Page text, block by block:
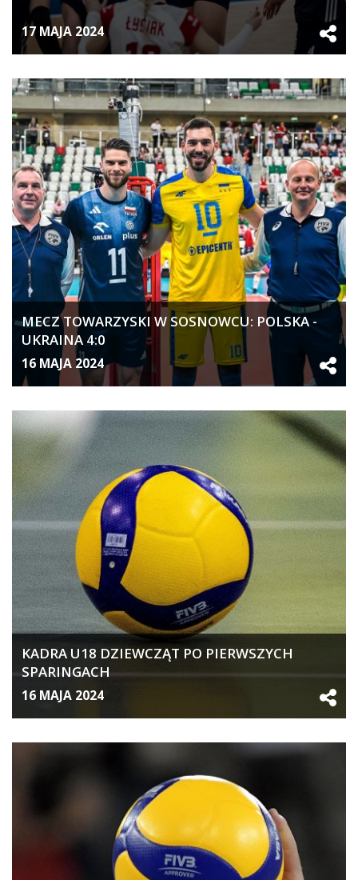
17 MAJA 2024
MECZ TOWARZYSKI W SOSNOWCU: POLSKA -
UKRAINA 4:0
16 MAJA 2024
KADRA U18 DZIEWCZĄT PO PIERWSZYCH
SPARINGACH
16 MAJA 2024